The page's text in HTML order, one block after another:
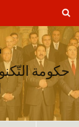
حكومة